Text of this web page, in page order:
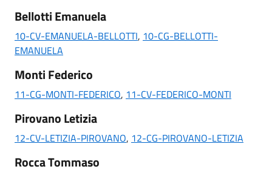
Bellotti Emanuela
10-CV-EMANUELA-BELLOTTI, 10-CG-BELLOTTI-
EMANUELA
Monti Federico
11-CG-MONTI-FEDERICO, 11-CV-FEDERICO-MONTI
Pirovano Letizia
12-CV-LETIZIA-PIROVANO, 12-CG-PIROVANO-LETIZIA
Rocca Tommaso